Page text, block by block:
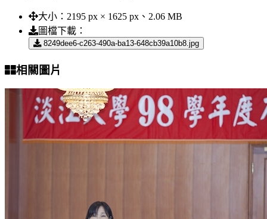
大小： 2195 px × 1625 px、2.06 MB
圖檔下載：
8249dee6-c263-490a-ba13-648cb39a10b8.jpg
相關圖片